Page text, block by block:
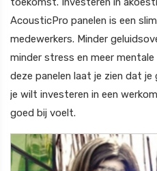
AcousticPro panelen is een
medewerkers. Minder
minder stress en meer
deze panelen laat je zien dat
je wilt investeren in een
goed bij voelt.